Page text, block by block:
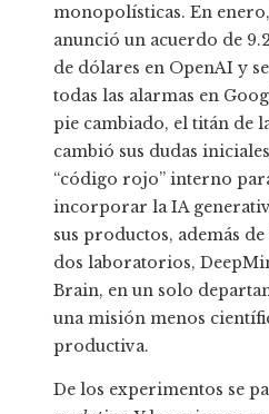
monopolísticas. En
anunció un acuerdo de
de dólares en OpenAI y
todas las alarmas en
pie cambiado, el titán de
cambió sus dudas
“código rojo” interno
incorporar la IA
sus productos, además
dos laboratorios,
Brain, en un solo
una misión menos
productiva.
De los experimentos se